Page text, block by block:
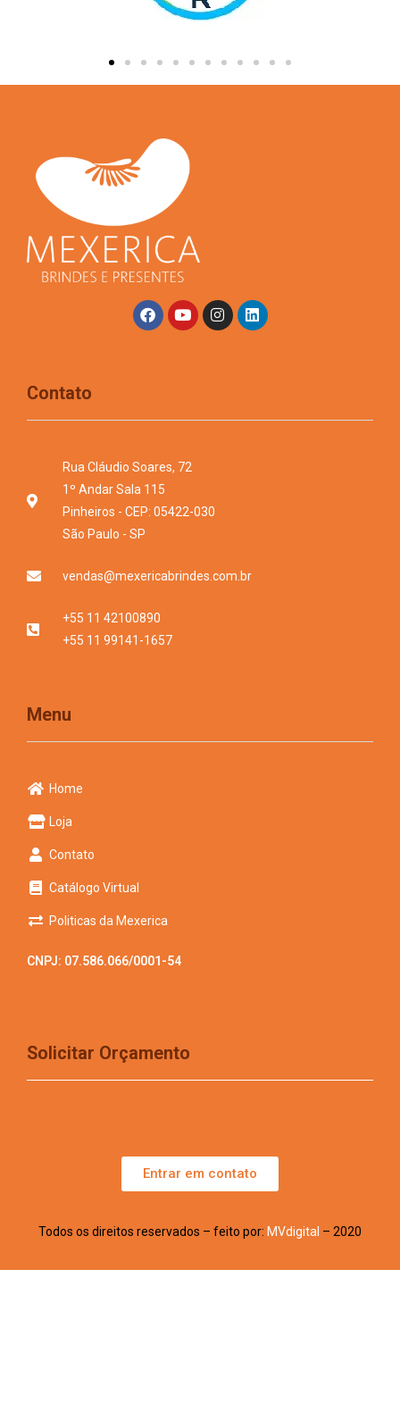
Contato
Rua Cláudio Soares, 72
1º Andar Sala 115
Pinheiros - CEP: 05422-030
São Paulo - SP
vendas@mexericabrindes.com.br
+55 11 42100890
+55 11 99141-1657
Menu
Home
Loja
Contato
Catálogo Virtual
Politicas da Mexerica
CNPJ: 07.586.066/0001-54
Solicitar Orçamento
Entrar em contato
Todos os direitos reservados – feito por: MVdigital – 2020